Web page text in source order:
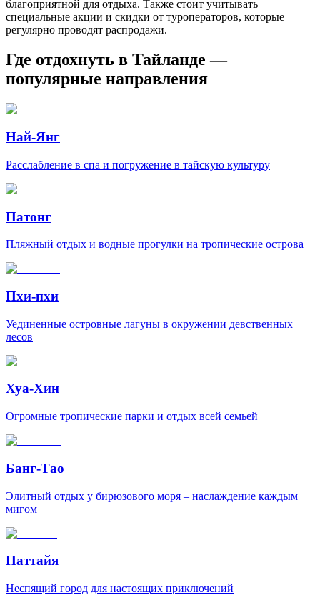
благоприятной для отдыха. Также стоит учитывать
специальные акции и скидки от туроператоров, которые
регулярно проводят распродажи.
Где отдохнуть в Тайланде —
популярные направления
Най-Янг
Расслабление в спа и погружение в тайскую культуру
Патонг
Пляжный отдых и водные прогулки на тропические острова
Пхи-пхи
Уединенные островные лагуны в окружении девственных
лесов
Хуа-Хин
Огромные тропические парки и отдых всей семьей
Банг-Тао
Элитный отдых у бирюзового моря – наслаждение каждым
мигом
Паттайя
Неспящий город для настоящих приключений